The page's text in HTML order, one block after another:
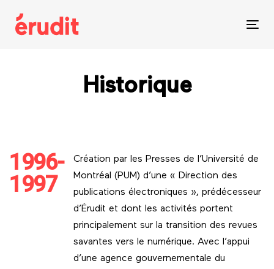
links
Historique
1996-
1997
Création par les Presses de l’Université de
Montréal (PUM) d’une « Direction des
publications électroniques », prédécesseur
d’Érudit et dont les activités portent
principalement sur la transition des revues
savantes vers le numérique. Avec l’appui
d’une agence gouvernementale du